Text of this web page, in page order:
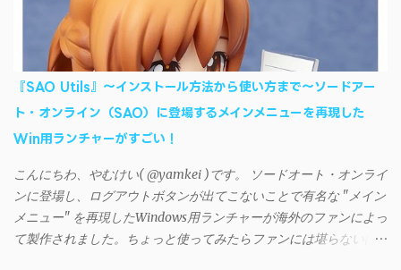
利に活用させてもらっていたのだが、2023年現在はiSyncrを使っ
て同期ができないという声を多数見かけるようになった。 具体
的には、PC側のiSyncrアプリで設定したパスワードをAndroidアプ
リに入力しようとすると、入力したパスワードが保存されず、い
つまでたっても再度入力を促されるというもの。 この不具合を
回避するには、次の手順が有効だ。 Androidデバイスの言語を英語
に設定する （念のため）再起動する iSyncrでパスワードを入力す
すれば完了 一度この手順を施せば、言語設定は日本語に戻して
もOKだ。これでWi-Fiを使った同期機能が使えるようになる。USB
接続による同期については、アプリに根本的な不具合が発生して
おり、現時点で使えないようだ。諦めよう。 今回の不具合につ
『SAO Utils』～インストール方法から使い方まで～ソードアー
ト・オンライン（SAO）に登場するメインメニューを再現した
Win用ランチャーがすごい！
こんにちわ、やむけい( @yamkei )です。 ソードオート・オンライ
ンに登場し、ログアウトボタンが出てこないことで有名な "メイン
メニュー" を再現したWindows用ランチャーが海外のファンによっ
て製作されました。ちょっと使ってみたらファンには堪らないほ